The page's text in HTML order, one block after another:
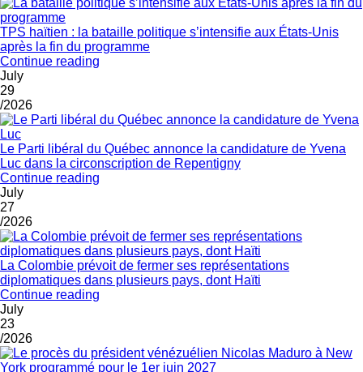
TPS haïtien : la bataille politique s’intensifie aux États-Unis
après la fin du programme
Continue reading
July
29
/2026
Le Parti libéral du Québec annonce la candidature de Yvena
Luc dans la circonscription de Repentigny
Continue reading
July
27
/2026
La Colombie prévoit de fermer ses représentations
diplomatiques dans plusieurs pays, dont Haïti
Continue reading
July
23
/2026